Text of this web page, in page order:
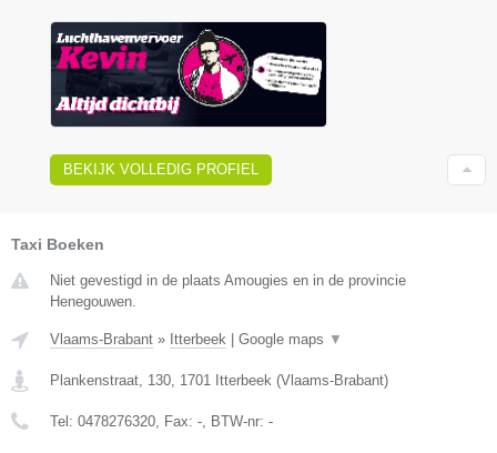
BEKIJK VOLLEDIG PROFIEL
Taxi Boeken
Niet gevestigd in de plaats Amougies en in de provincie
Henegouwen.
Vlaams-Brabant » Itterbeek Google maps ▼
Plankenstraat, 130, 1701 Itterbeek (Vlaams-Brabant)
Tel: 0478276320, Fax: -, BTW-nr: -